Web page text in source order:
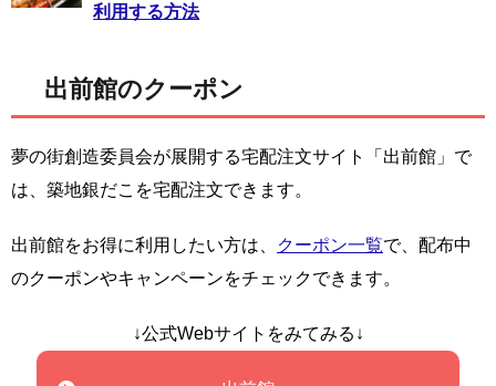
利用する方法
出前館のクーポン
夢の街創造委員会が展開する宅配注文サイト「出前館」で
は、築地銀だこを宅配注文できます。
出前館をお得に利用したい方は、 クーポン一覧で、配布中
のクーポンやキャンペーンをチェックできます。
↓公式Webサイトをみてみる↓